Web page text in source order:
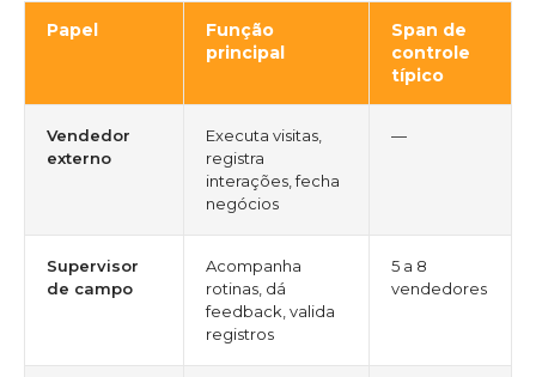
Papel
Função
principal
Span de
controle
típico
Vendedor
externo
Executa visitas,
registra
interações, fecha
negócios
—
Supervisor
de campo
Acompanha
rotinas, dá
feedback, valida
registros
5 a 8
vendedores